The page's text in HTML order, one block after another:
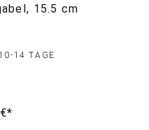
15.5 cm
14 TAGE